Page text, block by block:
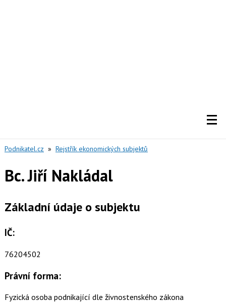
Podnikatel.cz » Rejstřík ekonomických subjektů
Bc. Jiří Nakládal
Základní údaje o subjektu
IČ:
76204502
Právní forma:
Fyzická osoba podnikající dle živnostenského zákona